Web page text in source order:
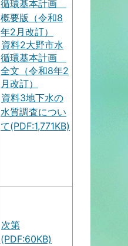
循環基本計画
概要版（令和8
年2月改訂）
資料2大野市水
循環基本計画
全文（令和8年2
月改訂）
資料3地下水の
水質調査につい
て(PDF:1,771KB)
次第
(PDF:60KB)